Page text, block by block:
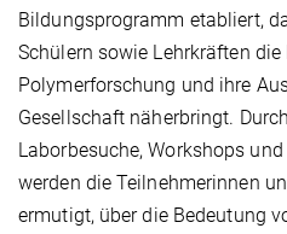
Bildungsprogramm etabliert,
Schülern sowie Lehrkräften
Polymerforschung und ihre
Gesellschaft näherbringt.
Laborbesuche, Workshops
werden die Teilnehmerinnen
ermutigt, über die Bedeutung